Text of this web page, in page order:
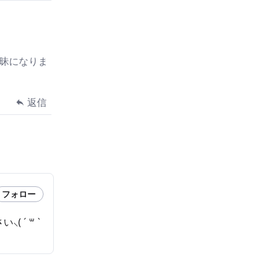
になりま
返信
フォロー
⸜( ´ ꒳ `